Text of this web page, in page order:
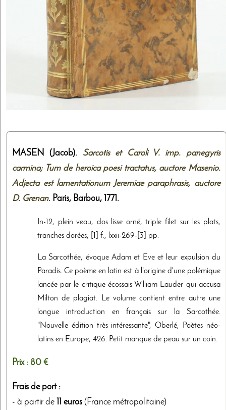
MASEN (Jacob). Sarcotis et Caroli V. imp. panegyris
carmina; Tum de heroica poesi tractatus, auctore Masenio.
Adjecta est lamentationum Jeremiae paraphrasis, auctore
D. Grenan. Paris, Barbou, 1771 .
In-12, plein veau, dos lisse orné, triple filet sur les plats,
tranches dorées, [1] f., lxxii-269-[3] pp.
La Sarcothée, évoque Adam et Eve et leur expulsion du
Paradis. Ce poème en latin est à l'origine d'une polémique
lancée par le critique écossais William Lauder qui accusa
Milton de plagiat. Le volume contient entre autre une
longue introduction en français sur la Sarcothée.
"Nouvelle édition très intéressante", Oberlé, Poètes néo-
latins en Europe, 426. Petit manque de peau sur un coin.
Prix : 80 €
Frais de port :
- à partir de
11 euros (France métropolitaine)